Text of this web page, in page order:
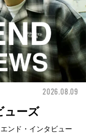
2026.08.09
ューズ
ンド・インタビュー